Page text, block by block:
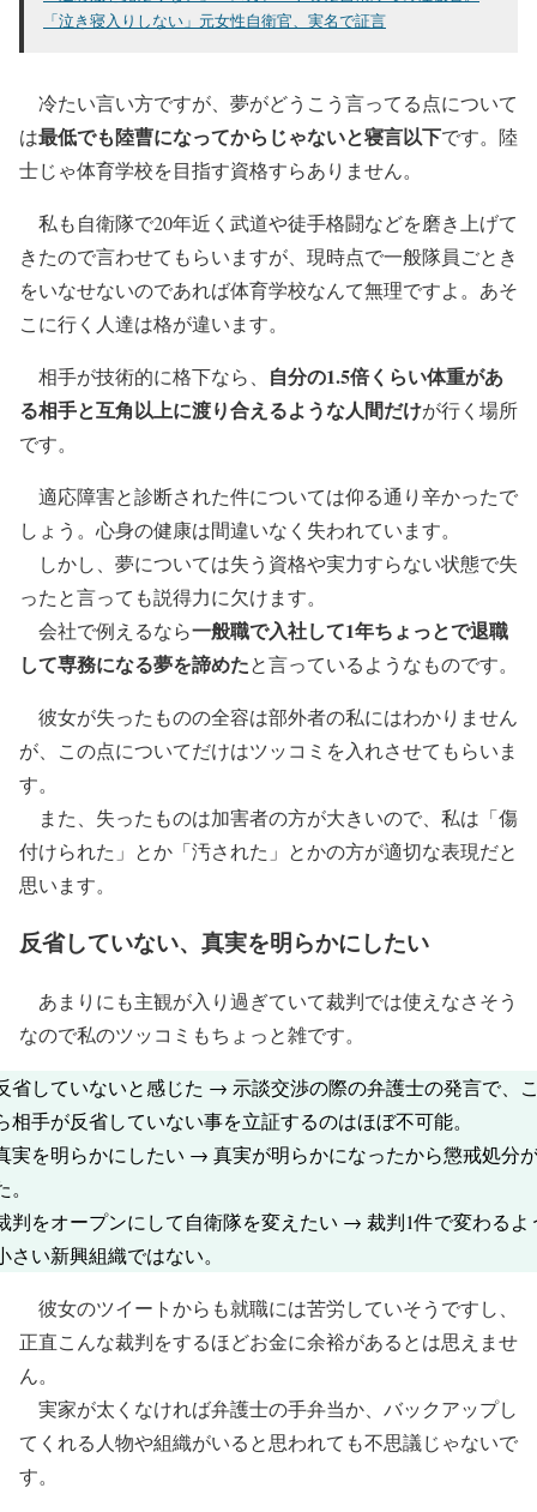
「泣き寝入りしない」元女性自衛官、実名で証言
冷たい言い方ですが、夢がどうこう言ってる点について
は最低でも陸曹になってからじゃないと寝言以下です。陸
士じゃ体育学校を目指す資格すらありません。
私も自衛隊で20年近く武道や徒手格闘などを磨き上げて
きたので言わせてもらいますが、現時点で一般隊員ごとき
をいなせないのであれば体育学校なんて無理ですよ。あそ
こに行く人達は格が違います。
相手が技術的に格下なら、 自分の1.5倍くらい体重があ
る相手と互角以上に渡り合えるような人間だけが行く場所
です。
適応障害と診断された件については仰る通り辛かったで
しょう。心身の健康は間違いなく失われています。
しかし、夢については失う資格や実力すらない状態で失
ったと言っても説得力に欠けます。
会社で例えるなら一般職で入社して1年ちょっとで退職
して専務になる夢を諦めたと言っているようなものです。
彼女が失ったものの全容は部外者の私にはわかりません
が、この点についてだけはツッコミを入れさせてもらいま
す。
また、失ったものは加害者の方が大きいので、私は「傷
付けられた」とか「汚された」とかの方が適切な表現だと
思います。
反省していない、真実を明らかにしたい
あまりにも主観が入り過ぎていて裁判では使えなさそう
なので私のツッコミもちょっと雑です。
していないと感じた → 示談交渉の際の弁護士の発言で、
相手が反省していない事を立証するのはほぼ不可能。
を明らかにしたい → 真実が明らかになったから懲戒処分
をオープンにして自衛隊を変えたい → 裁判1件で変わるよ
さい新興組織ではない。
彼女のツイートからも就職には苦労していそうですし、
正直こんな裁判をするほどお金に余裕があるとは思えませ
ん。
実家が太くなければ弁護士の手弁当か、バックアップし
てくれる人物や組織がいると思われても不思議じゃないで
す。